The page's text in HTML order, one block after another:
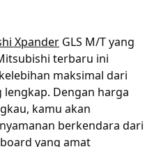
Xpander GLS M/T yang
terbaru ini
maksimal dari
Dengan harga
kamu akan
berkendara dari
yang amat